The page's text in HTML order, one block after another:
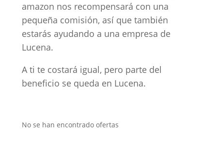
amazon nos recompensará con una
pequeña comisión, así que también
estarás ayudando a una empresa de
Lucena.
A ti te costará igual, pero parte del
beneficio se queda en Lucena.
No se han encontrado ofertas